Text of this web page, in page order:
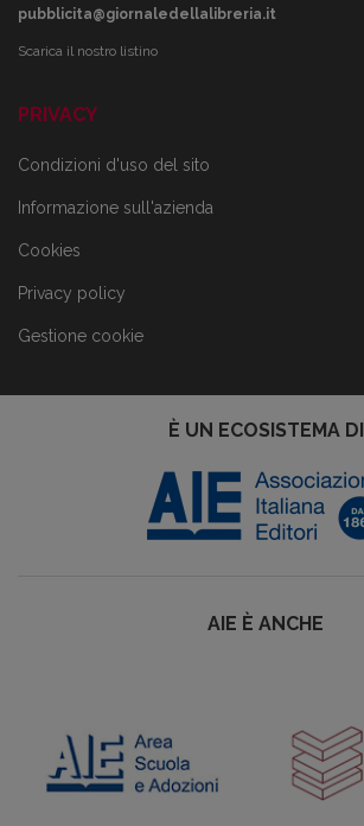
pubblicita@giornaledellalibreria.it
Scarica il nostro listino
PRIVACY
Condizioni d'uso del sito
Informazione sull'azienda
Cookies
Privacy policy
Gestione cookie
È UN ECOSISTEMA DI
AIE È ANCHE